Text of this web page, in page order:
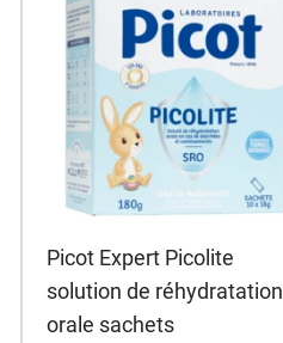
Picot Expert Picolite
solution de réhydratation
orale sachets